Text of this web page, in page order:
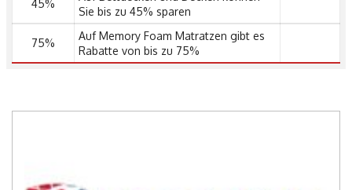
45%
Sie bis zu 45% sparen
75%
Auf Memory Foam Matratzen gibt es
Rabatte von bis zu 75%